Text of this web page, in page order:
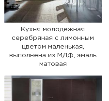
Кухня молодежная
серебряная с лимонным
цветом маленькая,
выполнена из МДФ, эмаль
матовая